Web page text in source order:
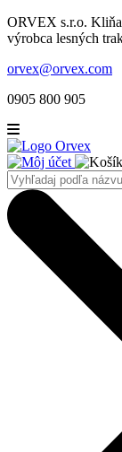
ORVEX s.r.o.
výrobca lesných
orvex@orvex.com
0905 800 905